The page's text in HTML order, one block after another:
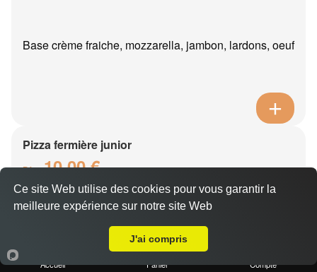
Base crème fraiche, mozzarella, jambon, lardons, oeuf
Pizza fermière junior
Dès10.00 €
Base crème fraîche, mozzarella, poulet, reblochon,
Accueil Panier Compte
Ce site Web utilise des cookies pour vous garantir la
meilleure expérience sur notre site Web
J'ai compris